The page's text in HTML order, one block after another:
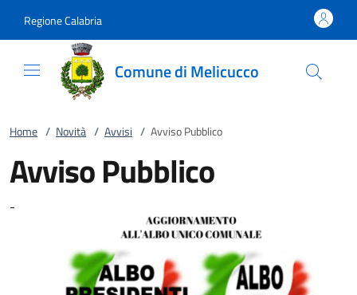
Regione Calabria
Comune di Melicucco
Home / Novità / Avvisi / Avviso Pubblico
Avviso Pubblico
-